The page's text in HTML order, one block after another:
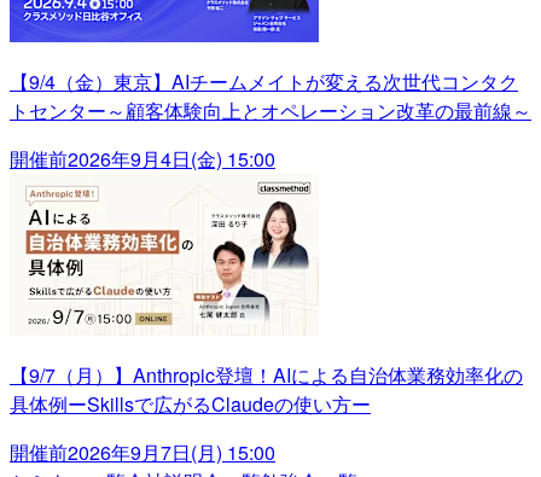
【9/4（金）東京】AIチームメイトが変える次世代コンタク
トセンター～顧客体験向上とオペレーション改革の最前線～
開催前2026年9月4日(金) 15:00
【9/7（月）】Anthropic登壇！AIによる自治体業務効率化の
具体例ーSkillsで広がるClaudeの使い方ー
開催前2026年9月7日(月) 15:00